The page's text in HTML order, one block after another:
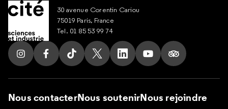
30 avenue Corentin Cariou
75019 Paris, France
Tel. 01 85 53 99 74
Suivez nous sur Instagram
Suivez nous sur Facebook
Suivez nous sur Tik Tok
Suivez nous sur X
Suivez nous sur LinkedIn
Suivez nous sur
Suivez nous
Nous contacterNous soutenirNous rejoindre